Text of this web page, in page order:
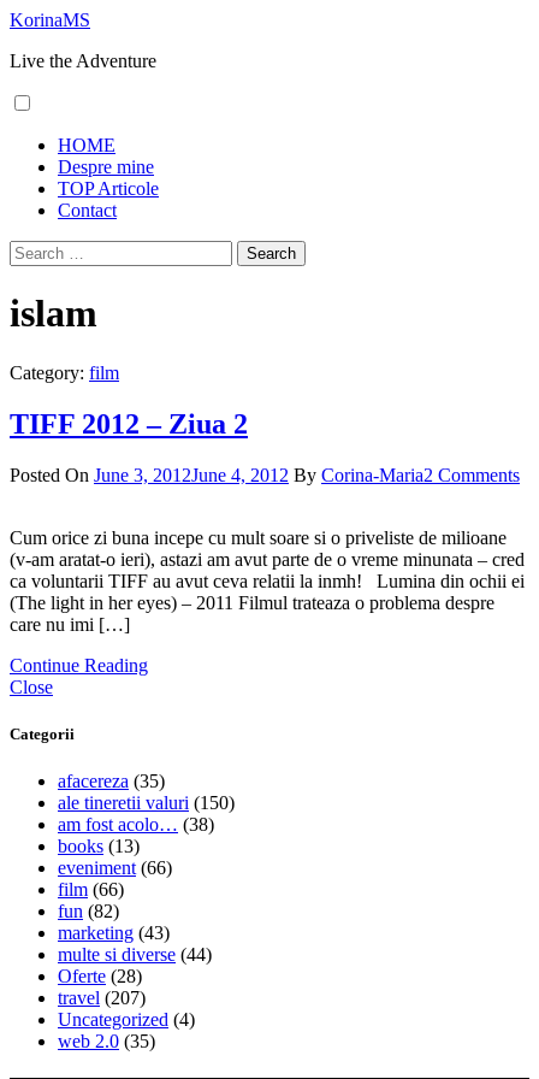
Skip
content
KorinaMS
Live the Adventure
Menu
HOME
Despre mine
TOP Articole
Contact
Search
for:
islam
Category: film
TIFF 2012 – Ziua 2
Posted On June 3, 2012June 4, 2012 By Corina-Maria2 Comments
Cum orice zi buna incepe cu mult soare si o priveliste de milioane
(v-am aratat-o ieri), astazi am avut parte de o vreme minunata – cred
ca voluntarii TIFF au avut ceva relatii la inmh! Lumina din ochii ei
(The light in her eyes) – 2011 Filmul trateaza o problema despre
care nu imi […]
Continue Reading
Close
Categorii
afacereza (35)
ale tineretii valuri (150)
am fost acolo… (38)
books (13)
eveniment (66)
film (66)
fun (82)
marketing (43)
multe si diverse (44)
Oferte (28)
travel (207)
Uncategorized (4)
web 2.0 (35)